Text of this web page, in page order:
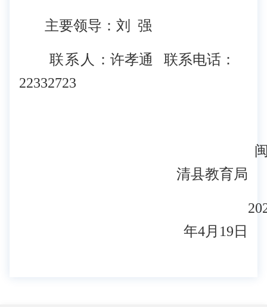
主要领导：刘 强
联系人
：许孝通 联系电话：
22332723
清县教育局
年4月19日